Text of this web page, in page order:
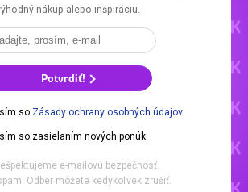
nákup alebo inšpiráciu.
Potvrdiť!
so Zásady ochrany osobných údajov
so zasielaním nových ponúk
e-mailovú bezpečnosť.
Odber môžete kedykoľvek zrušiť.